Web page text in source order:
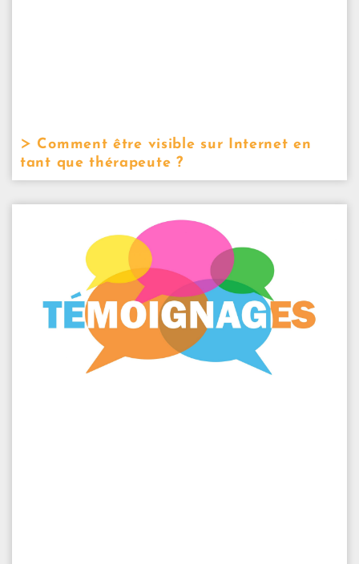
Comment être visible sur Internet en
tant que thérapeute ?